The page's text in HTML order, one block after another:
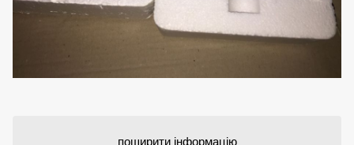
поширити інформацію